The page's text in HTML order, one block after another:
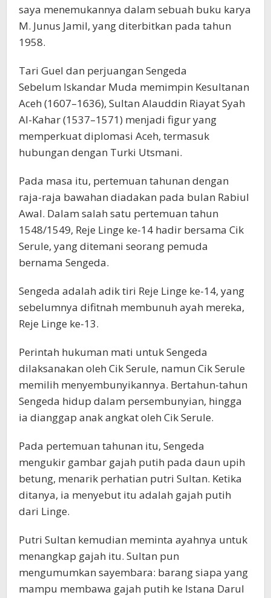
saya menemukannya dalam sebuah buku karya
M. Junus Jamil, yang diterbitkan pada tahun
1958.
Tari Guel dan perjuangan Sengeda
Sebelum Iskandar Muda memimpin Kesultanan
Aceh (1607–1636), Sultan Alauddin Riayat Syah
Al-Kahar (1537–1571) menjadi figur yang
memperkuat diplomasi Aceh, termasuk
hubungan dengan Turki Utsmani.
Pada masa itu, pertemuan tahunan dengan
raja-raja bawahan diadakan pada bulan Rabiul
Awal. Dalam salah satu pertemuan tahun
1548/1549, Reje Linge ke-14 hadir bersama Cik
Serule, yang ditemani seorang pemuda
bernama Sengeda.
Sengeda adalah adik tiri Reje Linge ke-14, yang
sebelumnya difitnah membunuh ayah mereka,
Reje Linge ke-13.
Perintah hukuman mati untuk Sengeda
dilaksanakan oleh Cik Serule, namun Cik Serule
memilih menyembunyikannya. Bertahun-tahun
Sengeda hidup dalam persembunyian, hingga
ia dianggap anak angkat oleh Cik Serule.
Pada pertemuan tahunan itu, Sengeda
mengukir gambar gajah putih pada daun upih
betung, menarik perhatian putri Sultan. Ketika
ditanya, ia menyebut itu adalah gajah putih
dari Linge.
Putri Sultan kemudian meminta ayahnya untuk
menangkap gajah itu. Sultan pun
mengumumkan sayembara: barang siapa yang
mampu membawa gajah putih ke Istana Darul